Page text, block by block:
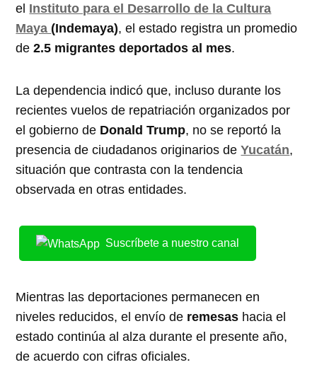
el Instituto para el Desarrollo de la Cultura
Maya (Indemaya), el estado registra un promedio
de2.5 migrantes deportados al mes.
La dependencia indicó que, incluso durante los
recientes vuelos de repatriación organizados por
el gobierno de Donald Trump, no se reportó la
presencia de ciudadanos originarios deYucatán,
situación que contrasta con la tendencia
observada en otras entidades.
Suscríbete a nuestro canal
Mientras las deportaciones permanecen en
niveles reducidos, el envío de remesas hacia el
estado continúa al alza durante el presente año,
de acuerdo con cifras oficiales.